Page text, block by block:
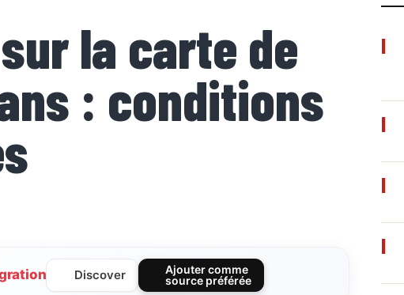
la carte de
: conditions
Discover
Ajouter comme
source préférée
|
|
|
|